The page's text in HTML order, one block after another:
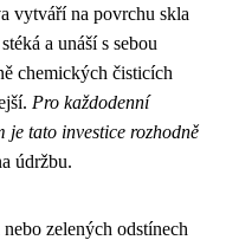
vytváří na povrchu skla
a unáší s sebou
chemických čisticích
Pro každodenní
je tato investice rozhodně
údržbu.
zelených odstínech